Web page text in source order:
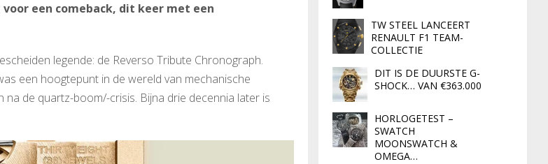
een comeback, dit keer met een
legende: de Reverso Tribute Chronograph.
een hoogtepunt in de wereld van mechanische
de quartz-boom/-crisis. Bijna drie decennia later is
TW STEEL LANCEERT
RENAULT F1 TEAM-
COLLECTIE
DIT IS DE DUURSTE G-
SHOCK… VAN €363.000
HORLOGETEST –
SWATCH
MOONSWATCH &
OMEGA…